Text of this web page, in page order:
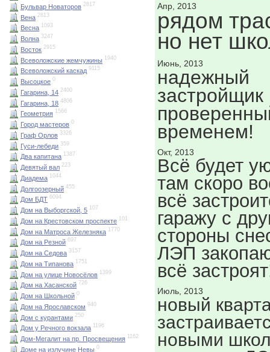
Бульвар Новаторов 2817
Вена 2813
Весна 1093
Волна 3247
Восток 2915
Всеволожские жемчужины 1940
Всеволожский каскад 9115
Высоцкое 0
Гагарина, 14 2400
Гагарина, 18 4806
Геометрия 1566
Город мастеров 0
Граф Орлов 3326
Гуси-лебеди 359
Два капитана 1387
Девятый вал 223
Диадема 1044
Долгоозерный 455
Дом БДТ 6094
Дом на Выборгской, 5 107
Дом на Крестовском проспекте 101
Дом на Матроса Железняка 1770
Дом на Резной 697
Дом на Седова 3157
Дом на Типанова 1751
Дом на улице Новосёлов 1399
Дом на Хасанской 726
Дом на Школьной 0
Дом на Ярославском 940
Дом с курантами 250
Дом у Речного вокзала 1196
Дом-Мегалит на пр. Просвещения 1162
Доме на излучине Невы 0
Апр, 2013
рядом
но нет
Июнь, 2013
надежный
застройщик
временем!
Окт, 2013
Всё будет
там скоро
всё
гаражу с
стороны
ЛЭП
всё
Июль, 2013
новый
новыми